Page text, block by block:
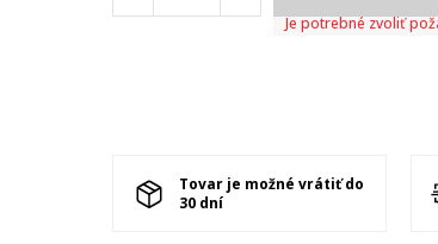
Je potrebné zvoliť
Tovar je možné vrátiť do
30 dní